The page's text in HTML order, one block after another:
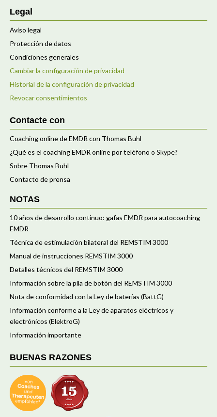
Legal
Aviso legal
Protección de datos
Condiciones generales
Cambiar la configuración de privacidad
Historial de la configuración de privacidad
Revocar consentimientos
Contacte con
Coaching online de EMDR con Thomas Buhl
¿Qué es el coaching EMDR online por teléfono o Skype?
Sobre Thomas Buhl
Contacto de prensa
NOTAS
10 años de desarrollo continuo: gafas EMDR para autocoaching
EMDR
Técnica de estimulación bilateral del REMSTIM 3000
Manual de instrucciones REMSTIM 3000
Detalles técnicos del REMSTIM 3000
Información sobre la pila de botón del REMSTIM 3000
Nota de conformidad con la Ley de baterías (BattG)
Información conforme a la Ley de aparatos eléctricos y
electrónicos (ElektroG)
Información importante
BUENAS RAZONES